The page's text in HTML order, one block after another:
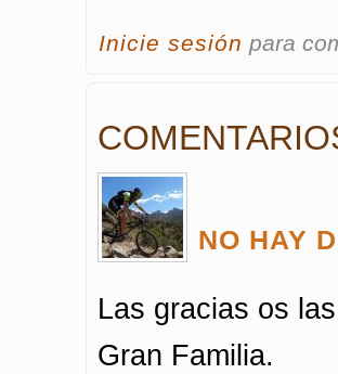
Inicie sesión para
NO HAY
Las gracias os
Gran Familia.